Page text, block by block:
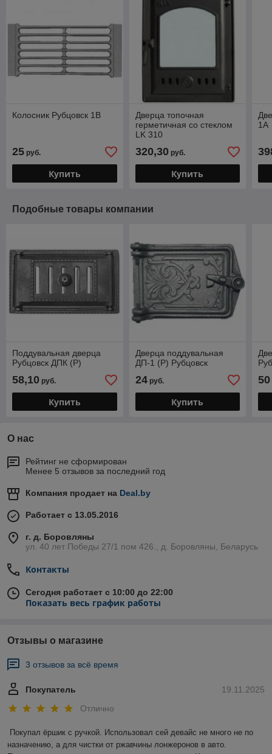
Колосник Рубцовск 1В
25 руб.
Купить
Дверца топочная
герметичная со стеклом
LK 310
320,30руб.
Купить
1А
Подобные товары компании
Поддувальная дверца
Рубцовск ДПК (Р)
58,10 руб.
Купить
Дверца поддувальная
ДП-1 (Р) Рубцовск
24руб.
Купить
50
О нас
Рейтинг не сформирован
Менее 5 отзывов за последний год
Компания продает на Deal.by
Работает с 13.05.2016
г. д. Боровляны
ул. 40 лет Победы 27/1 пом 426., д. Боровляны, Беларусь
Контакты
Сегодня работает с 10:00 до 22:00
Показать весь график работы
Отзывы о магазине
3 отзывов за всё время
19.11.2025
Покупатель
Отлично
Покупал ёршик с ручкой. Использовал сей девайс не много не по
назначению, а для чистки от ржавчины лонжеронов в авто.